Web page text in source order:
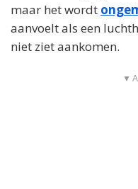
maar het wordt
aanvoelt als een
niet ziet aankomen.
▼